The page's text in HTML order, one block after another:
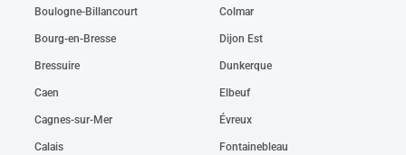
Boulogne-Billancourt
Bourg-en-Bresse
Bressuire
Caen
Cagnes-sur-Mer
Calais
Colmar
Dijon Est
Dunkerque
Elbeuf
Évreux
Fontainebleau